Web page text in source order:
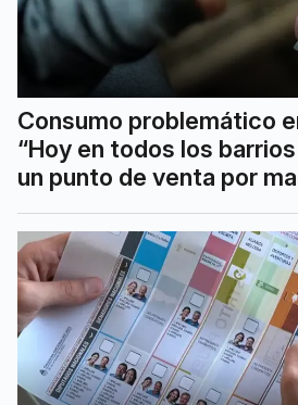
Consumo problemático
“Hoy en todos los
un punto de venta por